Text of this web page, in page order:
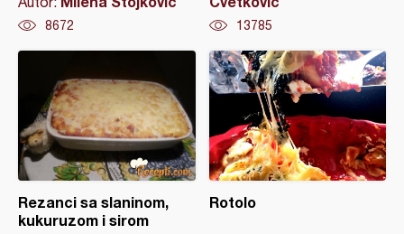
8672 13785
Rezanci sa slaninom,
kukuruzom i sirom
Rotolo